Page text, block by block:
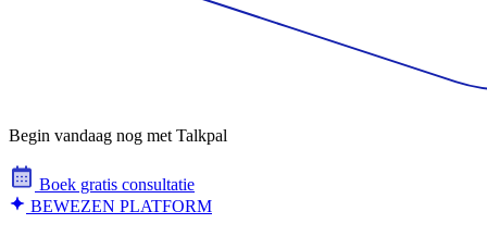
Begin vandaag nog met Talkpal
Boek gratis consultatie
BEWEZEN PLATFORM